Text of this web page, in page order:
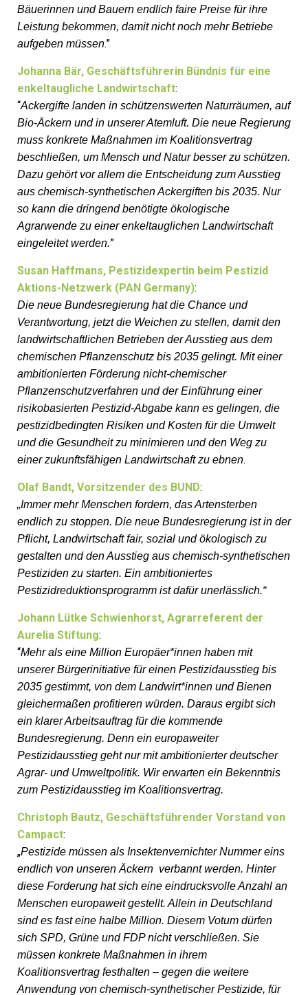
Bäuerinnen und Bauern endlich faire Preise für ihre
Leistung bekommen, damit nicht noch mehr Betriebe
aufgeben müssen.”
Johanna Bär, Geschäftsführerin Bündnis für eine
enkeltaugliche Landwirtschaft:
“Ackergifte landen in schützenswerten Naturräumen, auf
Bio-Äckern und in unserer Atemluft. Die neue Regierung
muss konkrete Maßnahmen im Koalitionsvertrag
beschließen, um Mensch und Natur besser zu schützen.
Dazu gehört vor allem die Entscheidung zum Ausstieg
aus chemisch-synthetischen Ackergiften bis 2035. Nur
so kann die dringend benötigte ökologische
Agrarwende zu einer enkeltauglichen Landwirtschaft
eingeleitet werden.”
Susan Haffmans, Pestizidexpertin beim Pestizid
Aktions-Netzwerk (PAN Germany):
Die neue Bundesregierung hat die Chance und
Verantwortung, jetzt die Weichen zu stellen, damit den
landwirtschaftlichen Betrieben der Ausstieg aus dem
chemischen Pflanzenschutz bis 2035 gelingt. Mit einer
ambitionierten Förderung nicht-chemischer
Pflanzenschutzverfahren und der Einführung einer
risikobasierten Pestizid-Abgabe kann es gelingen, die
pestizidbedingten Risiken und Kosten für die Umwelt
und die Gesundheit zu minimieren und den Weg zu
einer zukunftsfähigen Landwirtschaft zu ebnen.
Olaf Bandt, Vorsitzender des BUND:
„Immer mehr Menschen fordern, das Artensterben
endlich zu stoppen. Die neue Bundesregierung ist in der
Pflicht, Landwirtschaft fair, sozial und ökologisch zu
gestalten und den Ausstieg aus chemisch-synthetischen
Pestiziden zu starten. Ein ambitioniertes
Pestizidreduktionsprogramm ist dafür unerlässlich.“
Johann Lütke Schwienhorst, Agrarreferent der
Aurelia Stiftung:
“Mehr als eine Million Europäer*innen haben mit
unserer Bürgerinitiative für einen Pestizidausstieg bis
2035 gestimmt, von dem Landwirt*innen und Bienen
gleichermaßen profitieren würden. Daraus ergibt sich
ein klarer Arbeitsauftrag für die kommende
Bundesregierung. Denn ein europaweiter
Pestizidausstieg geht nur mit ambitionierter deutscher
Agrar- und Umweltpolitik. Wir erwarten ein Bekenntnis
zum Pestizidausstieg im Koalitionsvertrag.
Christoph Bautz, Geschäftsführender Vorstand von
Campact:
„Pestizide müssen als Insektenvernichter Nummer eins
endlich von unseren Äckern verbannt werden. Hinter
diese Forderung hat sich eine eindrucksvolle Anzahl an
Menschen europaweit gestellt. Allein in Deutschland
sind es fast eine halbe Million. Diesem Votum dürfen
sich SPD, Grüne und FDP nicht verschließen. Sie
müssen konkrete Maßnahmen in ihrem
Koalitionsvertrag festhalten – gegen die weitere
Anwendung von chemisch-synthetischer Pestizide, für